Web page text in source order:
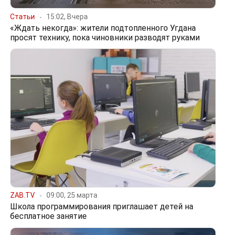
Статьи 15:02, Вчера
«Ждать некогда»: жители подтопленного Угдана
просят технику, пока чиновники разводят руками
ZAB.TV 09:00, 25 марта
Школа программирования приглашает детей на
бесплатное занятие